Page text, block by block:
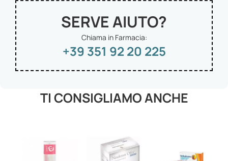
SERVE AIUTO?
Chiama in Farmacia:
+39 351 92 20 225
TI CONSIGLIAMO ANCHE